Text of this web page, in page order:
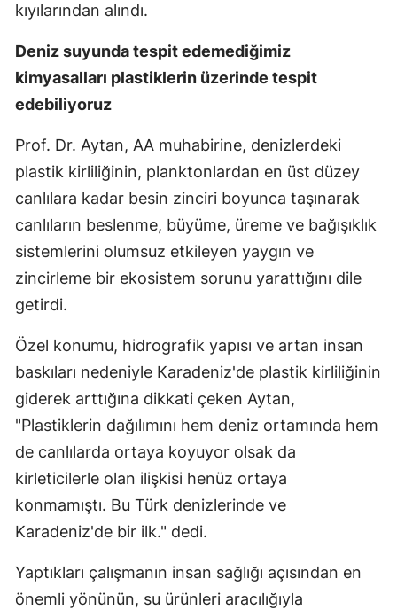
kıyılarından alındı.
Deniz suyunda tespit edemediğimiz
kimyasalları plastiklerin üzerinde tespit
edebiliyoruz
Prof. Dr. Aytan, AA muhabirine, denizlerdeki
plastik kirliliğinin, planktonlardan en üst düzey
canlılara kadar besin zinciri boyunca taşınarak
canlıların beslenme, büyüme, üreme ve bağışıklık
sistemlerini olumsuz etkileyen yaygın ve
zincirleme bir ekosistem sorunu yarattığını dile
getirdi.
Özel konumu, hidrografik yapısı ve artan insan
baskıları nedeniyle Karadeniz'de plastik kirliliğinin
giderek arttığına dikkati çeken Aytan,
"Plastiklerin dağılımını hem deniz ortamında hem
de canlılarda ortaya koyuyor olsak da
kirleticilerle olan ilişkisi henüz ortaya
konmamıştı. Bu Türk denizlerinde ve
Karadeniz'de bir ilk." dedi.
Yaptıkları çalışmanın insan sağlığı açısından en
önemli yönünün, su ürünleri aracılığıyla